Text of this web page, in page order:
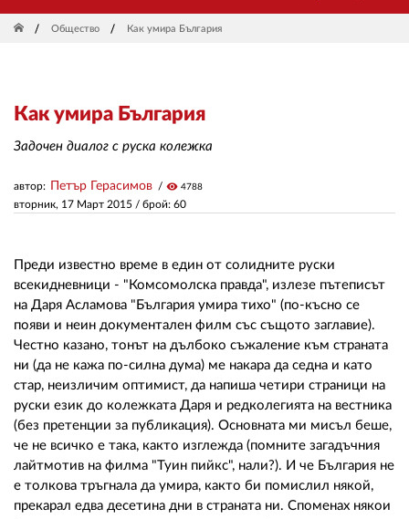
Общество Как умира България
Как умира България
Задочен диалог с руска колежка
вторник, 17 Март 2015 / брой: 60
автор: Петър Герасимов visibility 4788
Преди известно време в един от солидните руски
всекидневници - "Комсомолска правда", излезе пътеписът
на Даря Асламова "България умира тихо" (по-късно се
появи и неин документален филм със същото заглавие).
Честно казано, тонът на дълбоко съжаление към страната
ни (да не кажа по-силна дума) ме накара да седна и като
стар, неизличим оптимист, да напиша четири страници на
руски език до колежката Даря и редколегията на вестника
(без претенции за публикация). Основната ми мисъл беше,
че не всичко е така, както изглежда (помните загадъчния
лайтмотив на филма "Туин пийкс", нали?). И че България не
е толкова тръгнала да умира, както би помислил някой,
прекарал едва десетина дни в страната ни. Споменах някои
ДРУГИ
АВТОРИ
КОНТАКТИ
РЕКЛАМА
АБОНАМЕНТ
УСЛОВИЯ ЗА ПОЛЗВАНЕ
ПОЛИТИКА ЗА БИСКВИТКИТЕ
ПОЛИТИКАТА ЗА
ПОВЕРИТЕЛНОСТ